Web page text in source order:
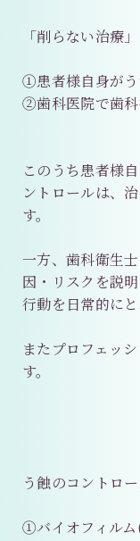
「削らない治療
①患者様自身が
②歯科医院で歯
このうち患者様
ントロールは、
す。
一方、歯科衛生
因・リスクを説
行動を日常的に
またプロフェッ
す。
う蝕のコントロ
①バイオフィル